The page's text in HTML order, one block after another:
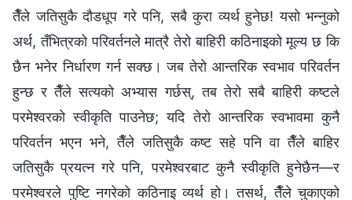
तैँले जतिसुकै दौडधूप गरे पनि, सबै कुरा व्यर्थ हुनेछ! यसो भन्नुको
अर्थ, तँभित्रको परिवर्तनले मात्रै तेरो बाहिरी कठिनाइको मूल्य छ कि
छैन भनेर निर्धारण गर्न सक्छ। जब तेरो आन्तरिक स्वभाव परिवर्तन
हुन्छ र तैँले सत्यको अभ्यास गर्छस्, तब तेरो सबै बाहिरी कष्टले
परमेश्‍वरको स्वीकृति पाउनेछ; यदि तेरो आन्तरिक स्वभावमा कुनै
परिवर्तन भएन भने, तैँले जतिसुकै कष्ट सहे पनि वा तैँले बाहिर
जतिसुकै प्रयत्न गरे पनि, परमेश्‍वरबाट कुनै स्वीकृति हुनेछैन—र
परमेश्‍वरले पुष्टि नगरेको कठिनाइ व्यर्थ हो। तसर्थ, तैँले चुकाएको